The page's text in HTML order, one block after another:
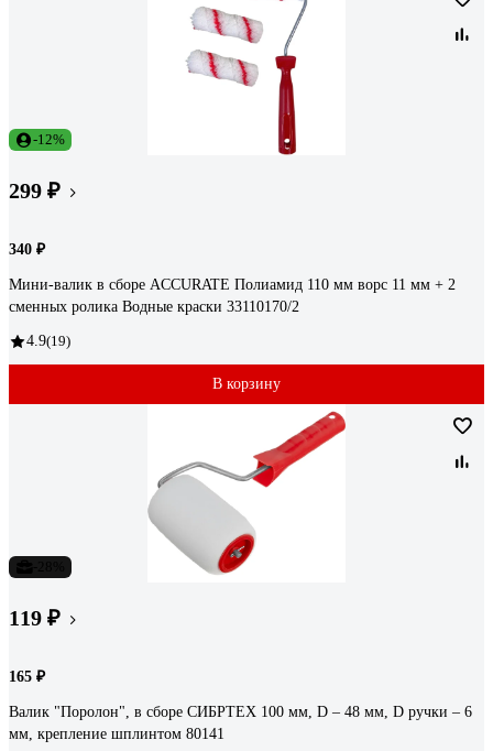
-12%
299 ₽
340 ₽
Мини-валик в сборе ACCURATE Полиамид 110 мм ворс 11 мм + 2
сменных ролика Водные краски 33110170/2
4.9(19)
В корзину
119 ₽
165 ₽
Валик "Поролон", в сборе СИБРТЕХ 100 мм, D – 48 мм, D ручки – 6
мм, крепление шплинтом 80141